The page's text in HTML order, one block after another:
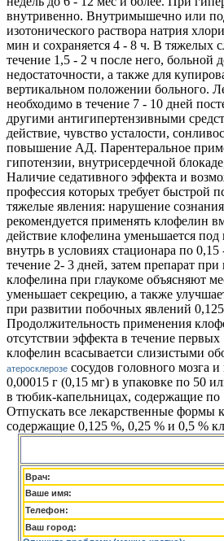
внутривенно. Внутримышечно или
изотонического раствора натрия
мин и сохраняется 4 - 8 ч. В тяжелых
течение 1,5 - 2 ч после него,
недостаточности, а также для
вертикальном положении больного.
необходимо в течение 7 - 10 дней
другими антигипертензивными
действие, чувство усталости,
повышение АД. Парентеральное
гипотензии, внутрисердечной
Наличие седативного эффекта и
профессия которых требует быстрой
тяжелые явления: нарушение
рекомендуется применять клофелин
действие клофелина уменьшается
внутрь в условиях стационара по
течение 2- 3 дней, затем препарат
клофелина при глаукоме объясняют
уменьшает секрецию, а также
при развитии побочных явлений
Продолжительность применения
отсутствии эффекта в течение
клофелин всасываетси слизистыми
атеросклерозе сосудов головного мозга
0,00015 г (0,15 мг) в упаковке по 50
в тюбик-капельницах, содержащие
Отпускать все лекарственные формы
содержащие 0,125 %, 0,25 % и 0,5 %
Врач:
Ваше имя:
Телефон:
Ваш город: